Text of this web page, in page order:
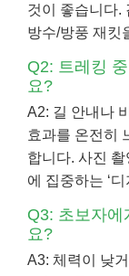
것이 좋습니다.
방수/방풍 재킷
Q2: 트레킹
요?
A2: 길 안내나
효과를 온전히
합니다. 사진
에 집중하는 ‘
Q3: 초보자
요?
A3: 체력이 낮